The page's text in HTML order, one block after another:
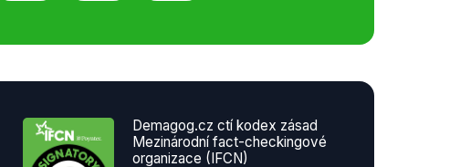
Demagog.cz ctí kodex zásad
Mezinárodní fact-checkingové
organizace (IFCN)